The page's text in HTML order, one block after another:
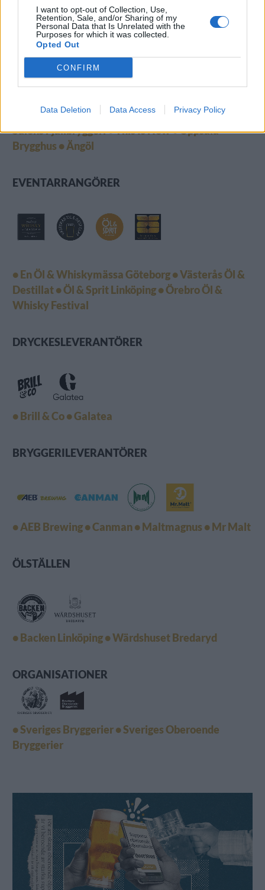
I want to opt-out of Collection, Use,
Retention, Sale, and/or Sharing of my
Personal Data that Is Unrelated with the
Purposes for which it was collected.
Opted Out
CONFIRM
Data Deletion Data Access Privacy Policy
Hyllie Bryggeri• Jämtlands Bryggeri
Bryggeri• Nya Carnegiebryggeriet• Nynäshamns
Ångbryggeri • Ocean • Omnipollo
Oppigårds Bryggeri
• Pripps Blå• Qvänum
Gårdsbryggeri• Rocky Point Brewery• Ruckel
Stockholm Brewing Co• Stockholms Bränneri
Sälens Fjällbryggeri• This Is How• Uppsala
Brygghus • Ängöl
EVENTARRANGÖRER
• En Öl & Whiskymässa Göteborg• Västerås Öl &
Destillat• Öl & Sprit Linköping• Örebro Öl &
Whisky Festival
DRYCKESLEVERANTÖRER
• Brill & Co• Galatea
BRYGGERILEVERANTÖRER
• AEB Brewing• Canman• Maltmagnus • Mr Malt
ÖLSTÄLLEN
• Backen Linköping• Wärdshuset Bredaryd
ORGANISATIONER
• Sveriges Bryggerier• Sveriges Oberoende
Bryggerier